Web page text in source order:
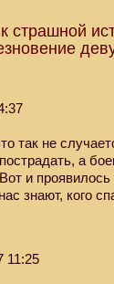
страшной
так не
а
и
знают, кого
11:25